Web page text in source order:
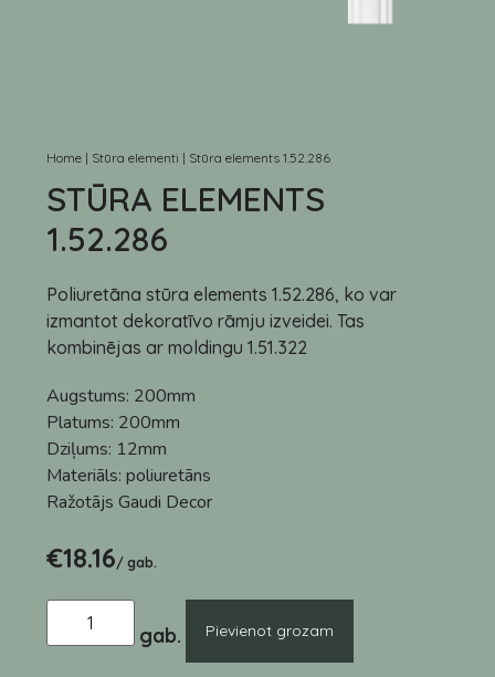
Home | Stūra elementi | Stūra elements 1.52.286
STŪRA ELEMENTS
1.52.286
Poliuretāna stūra elements 1.52.286, ko var
izmantot dekoratīvo rāmju izveidei. Tas
kombinējas ar moldingu 1.51.322
Augstums: 200mm
Platums: 200mm
Dziļums: 12mm
Materiāls: poliuretāns
Ražotājs Gaudi Decor
€18.16/ gab.
Pievienot grozam